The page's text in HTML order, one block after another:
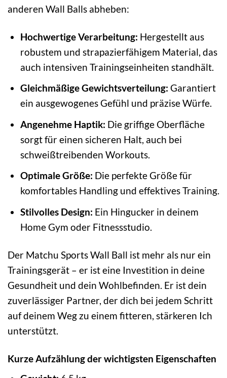
anderen Wall Balls abheben:
Hochwertige Verarbeitung: Hergestellt aus
robustem und strapazierfähigem Material, das
auch intensiven Trainingseinheiten standhält.
Gleichmäßige Gewichtsverteilung: Garantiert
ein ausgewogenes Gefühl und präzise Würfe.
Angenehme Haptik: Die griffige Oberfläche
sorgt für einen sicheren Halt, auch bei
schweißtreibenden Workouts.
Optimale Größe: Die perfekte Größe für
komfortables Handling und effektives Training.
Stilvolles Design: Ein Hingucker in deinem
Home Gym oder Fitnessstudio.
Der Matchu Sports Wall Ball ist mehr als nur ein
Trainingsgerät – er ist eine Investition in deine
Gesundheit und dein Wohlbefinden. Er ist dein
zuverlässiger Partner, der dich bei jedem Schritt
auf deinem Weg zu einem fitteren, stärkeren Ich
unterstützt.
Kurze Aufzählung der wichtigsten Eigenschaften